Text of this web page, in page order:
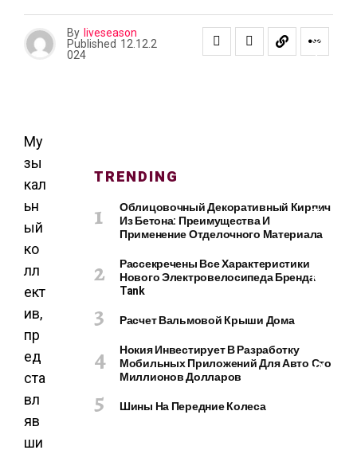
Ь
С
Т
Т
К
Ю
By liveseason
Published 12.12.2
024
Му
зы
кал
ьн
ый
ко
лл
ект
ив,
пр
ед
ста
вл
яв
ши
TRENDING
Облицовочный Декоративный Кирпич
Из Бетона: Преимущества И
Применение Отделочного Материала
Рассекречены Все Характеристики
Нового Электровелосипеда Бренда
Tank
Расчет Вальмовой Крыши Дома
Нокия Инвестирует В Разработку
Мобильных Приложений Для Авто Сто
Миллионов Долларов
Шины На Передние Колеса